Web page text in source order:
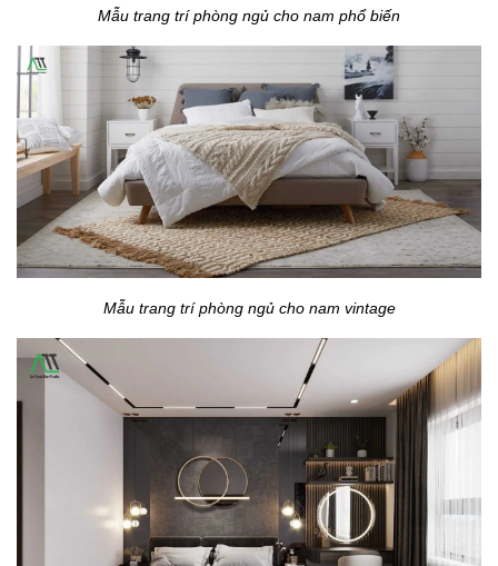
Mẫu trang trí phòng ngủ cho nam phổ biến
Mẫu trang trí phòng ngủ cho nam vintage